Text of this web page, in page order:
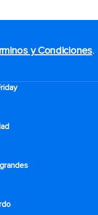
y Condiciones.